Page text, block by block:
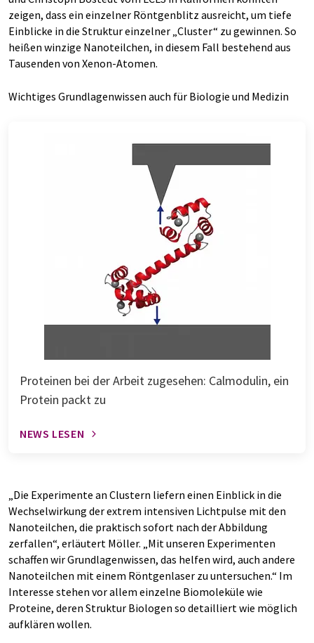
zeigen, dass ein einzelner Röntgenblitz ausreicht, um tiefe
Einblicke in die Struktur einzelner „Cluster“ zu gewinnen. So
heißen winzige Nanoteilchen, in diesem Fall bestehend aus
Tausenden von Xenon-Atomen.
Wichtiges Grundlagenwissen auch für Biologie und Medizin
Proteinen bei der Arbeit zugesehen: Calmodulin, ein
Protein packt zu
NEWS LESEN
„Die Experimente an Clustern liefern einen Einblick in die
Wechselwirkung der extrem intensiven Lichtpulse mit den
Nanoteilchen, die praktisch sofort nach der Abbildung
zerfallen“, erläutert Möller. „Mit unseren Experimenten
schaffen wir Grundlagenwissen, das helfen wird, auch andere
Nanoteilchen mit einem Röntgenlaser zu untersuchen.“ Im
Interesse stehen vor allem einzelne Biomoleküle wie
Proteine, deren Struktur Biologen so detailliert wie möglich
aufklären wollen.